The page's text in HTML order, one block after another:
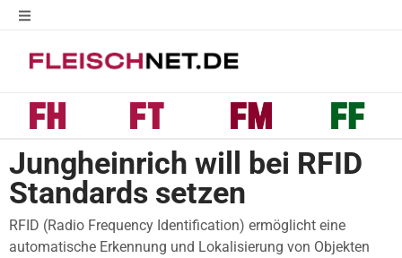
Jungheinrich will bei RFID
Standards setzen
RFID (Radio Frequency Identification) ermöglicht eine
automatische Erkennung und Lokalisierung von Objekten